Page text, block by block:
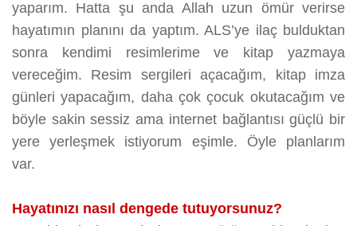
yaparım. Hatta şu anda Allah uzun ömür verirse
hayatımın planını da yaptım. ALS’ye ilaç bulduktan
sonra kendimi resimlerime ve kitap yazmaya
vereceğim. Resim sergileri açacağım, kitap imza
günleri yapacağım, daha çok çocuk okutacağım ve
böyle sakin sessiz ama internet bağlantısı güçlü bir
yere yerleşmek istiyorum eşimle. Öyle planlarım
var.
Hayatınızı nasıl dengede tutuyorsunuz?